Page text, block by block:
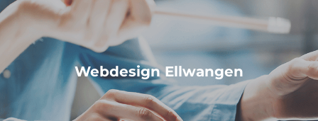
Webdesign Ellwangen